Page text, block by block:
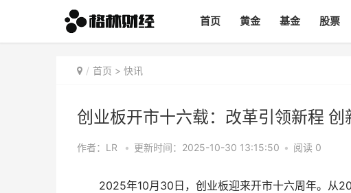
首页 黄金 基金 股票
首页 > 快讯
创业板开市十六载：改革引领新程 创
作者：LR • 更新时间：2025-10-30 13:15:50 • 阅读 0
2025年10月30日，创业板迎来开市十六周年。从